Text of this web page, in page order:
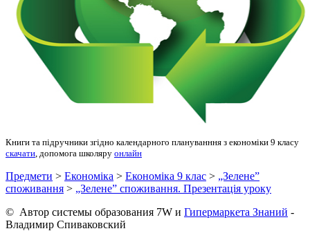
Книги та підручники згідно календарного плануванння з економіки 9 класу
скачати, допомога школяру онлайн
Предмети > Економіка > Економіка 9 клас > „Зелене”
споживання > „Зелене” споживання. Презентація уроку
© Автор системы образования 7W и Гипермаркета Знаний -
Владимир Спиваковский